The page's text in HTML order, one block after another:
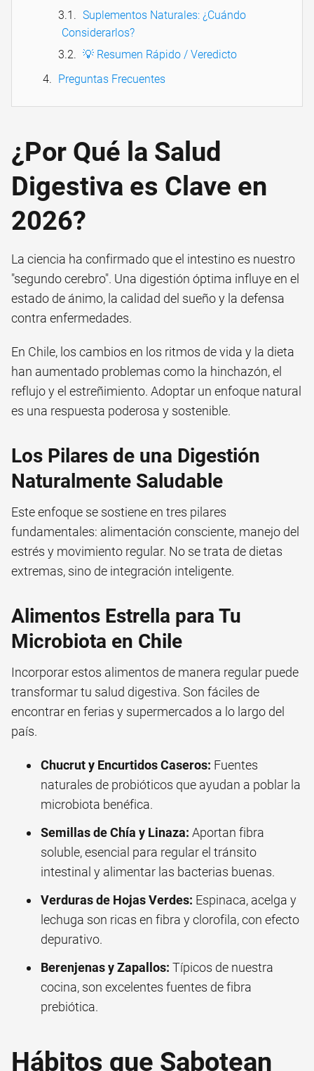
Suplementos Naturales: ¿Cuándo
Considerarlos?
💡 Resumen Rápido / Veredicto
Preguntas Frecuentes
¿Por Qué la Salud
Digestiva es Clave en
2026?
La ciencia ha confirmado que el intestino es nuestro
"segundo cerebro". Una digestión óptima influye en el
estado de ánimo, la calidad del sueño y la defensa
contra enfermedades.
En Chile, los cambios en los ritmos de vida y la dieta
han aumentado problemas como la hinchazón, el
reflujo y el estreñimiento. Adoptar un enfoque natural
es una respuesta poderosa y sostenible.
Los Pilares de una Digestión
Naturalmente Saludable
Este enfoque se sostiene en tres pilares
fundamentales: alimentación consciente, manejo del
estrés y movimiento regular. No se trata de dietas
extremas, sino de integración inteligente.
Alimentos Estrella para Tu
Microbiota en Chile
Incorporar estos alimentos de manera regular puede
transformar tu salud digestiva. Son fáciles de
encontrar en ferias y supermercados a lo largo del
país.
Chucrut y Encurtidos Caseros: Fuentes
naturales de probióticos que ayudan a poblar la
microbiota benéfica.
Semillas de Chía y Linaza: Aportan fibra
soluble, esencial para regular el tránsito
intestinal y alimentar las bacterias buenas.
Verduras de Hojas Verdes: Espinaca, acelga y
lechuga son ricas en fibra y clorofila, con efecto
depurativo.
Berenjenas y Zapallos: Típicos de nuestra
cocina, son excelentes fuentes de fibra
prebiótica.
Hábitos que Sabotean